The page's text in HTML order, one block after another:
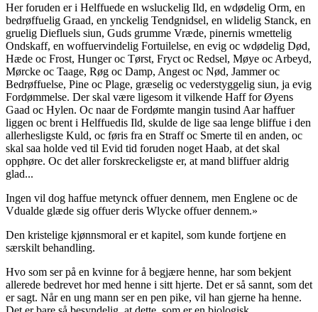
Her foruden er i Helffuede en wsluckelig Ild, en wdødelig Orm, en
bedrøffuelig Graad, en ynckelig Tendgnidsel, en wlidelig Stanck, en
gruelig Diefluels siun, Guds grumme Vræde, pinernis wmettelig
Ondskaff, en woffuervindelig Fortuilelse, en evig oc wdødelig Død,
Hæde oc Frost, Hunger oc Tørst, Fryct oc Redsel, Møye oc Arbeyd,
Mørcke oc Taage, Røg oc Damp, Angest oc Nød, Jammer oc
Bedrøffuelse, Pine oc Plage, græselig oc vederstyggelig siun, ja evig
Fordømmelse. Der skal være ligesom it vilkende Haff for Øyens
Gaad oc Hylen. Oc naar de Fordømte mangin tusind Aar haffuer
liggen oc brent i Helffuedis Ild, skulde de lige saa lenge bliffue i den
allerhesligste Kuld, oc føris fra en Straff oc Smerte til en anden, oc
skal saa holde ved til Evid tid foruden noget Haab, at det skal
opphøre. Oc det aller forskreckeligste er, at mand bliffuer aldrig
glad...
Ingen vil dog haffue metynck offuer dennem, men Englene oc de
Vdualde glæde sig offuer deris Wlycke offuer dennem.»
Den kristelige kjønnsmoral er et kapitel, som kunde fortjene en
særskilt behandling.
Hvo som ser på en kvinne for å begjære henne, har som bekjent
allerede bedrevet hor med henne i sitt hjerte. Det er så sannt, som det
er sagt. Når en ung mann ser en pen pike, vil han gjerne ha henne.